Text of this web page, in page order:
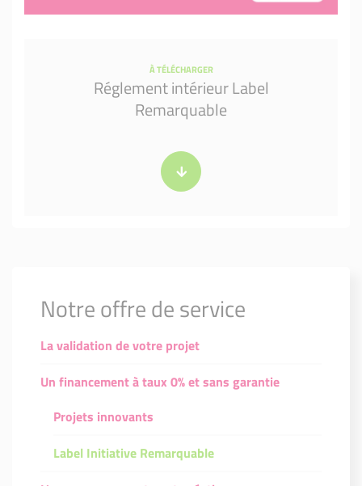
À TÉLÉCHARGER
Réglement intérieur Label
Remarquable
Notre offre de service
La validation de votre projet
Un financement à taux 0% et sans garantie
Projets innovants
Label Initiative Remarquable